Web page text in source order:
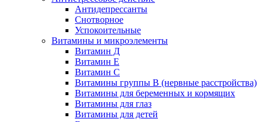
Антидепрессанты
Снотворное
Успокоительные
Витамины и микроэлементы
Витамин Д
Витамин Е
Витамин С
Витамины группы В (нервные расстройства)
Витамины для беременных и кормящих
Витамины для глаз
Витамины для детей